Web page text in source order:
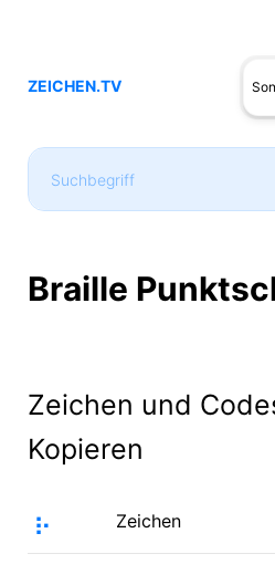
ZEICHEN.TV
Braille
Zeichen und
Kopieren
⡦ Zeichen